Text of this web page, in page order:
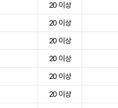
20 이상
20 이상
20 이상
20 이상
20 이상
20 이상